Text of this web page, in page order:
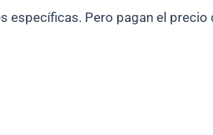
específicas. Pero pagan el precio